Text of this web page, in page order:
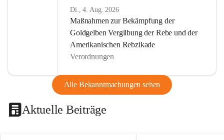
Di., 4. Aug. 2026
Maßnahmen zur Bekämpfung der
Goldgelben Vergilbung der Rebe und der
Amerikanischen Rebzikade
Verordnungen
Alle Bekanntmachungen sehen
Aktuelle Beiträge